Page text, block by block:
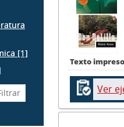
[1]
Texto impreso
Ver